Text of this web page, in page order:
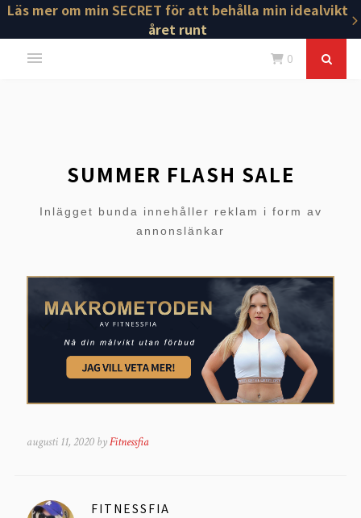
Läs mer om min SECRET för att behålla min idealvikt
året runt
0
SUMMER FLASH SALE
Inlägget bunda innehåller reklam i form av
annonslänkar
augusti 11, 2020 byFitnessfia
FITNESSFIA